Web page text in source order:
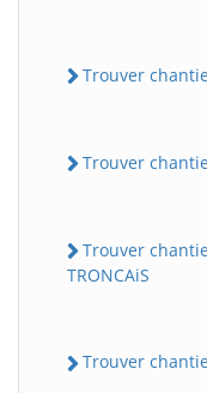
Trouver
Trouver
Trouver
TRONCAiS
Trouver